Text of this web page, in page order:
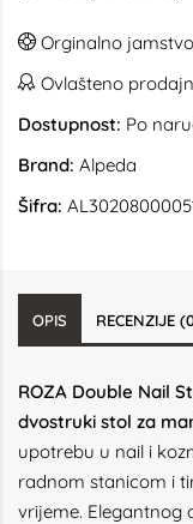
Orginalno
Ovlašteno
Dostupnost: Po
Brand: Alpeda
Šifra:
OPIS RECENZIJE
ROZA Double Nail
dvostruki stol za
upotrebu u nail i
radnom stanicom i
vrijeme. Elegantnog